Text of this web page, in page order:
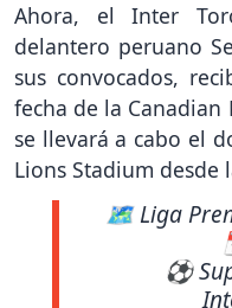
Ahora, el Inter
delantero peruano
sus convocados,
fecha de la
se llevará a cabo el
Lions Stadium desde
🗺 Liga
⚽